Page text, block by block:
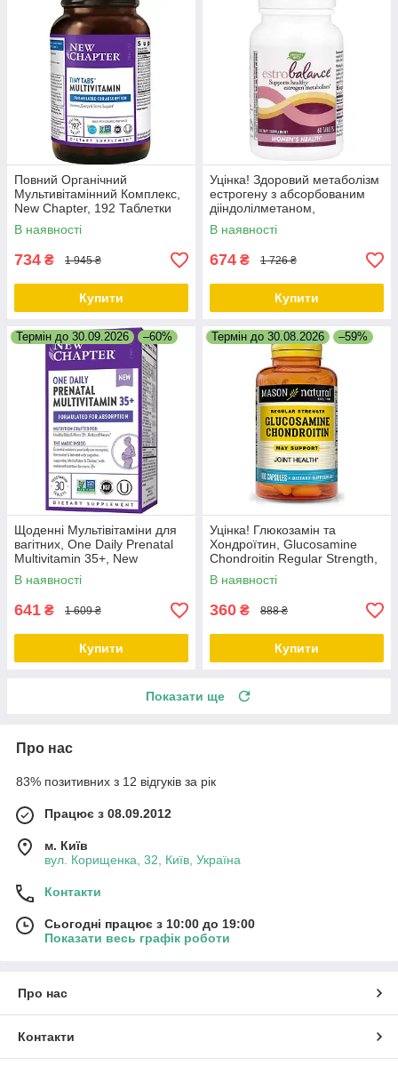
Повний Органічний
Мультивітамінний Комплекс,
New Chapter, 192 Таблетки
В наявності
734 ₴ 1 945 ₴
Купити
Уцінка! Здоровий метаболізм
естрогену з абсорбованим
дііндолілметаном,
EstroBalance with Absorbable
BR-DIM, Nature's Way, 60 таб.
В наявності
674 ₴ 1 726 ₴
Купити
Термін до 30.09.2026 –60%
Щоденні Мультівітаміни для
вагітних, One Daily Prenatal
Multivitamin 35+, New
Chapter, 30 таблеток
В наявності
641 ₴ 1 609 ₴
Купити
Термін до 30.08.2026 –59%
Уцінка! Глюкозамін та
Хондроїтин, Glucosamine
Chondroitin Regular Strength,
Mason Natural, 100 капсул
В наявності
360 ₴ 888 ₴
Купити
Показати ще
Про нас
83% позитивних з 12 відгуків за рік
Працює з 08.09.2012
м. Київ
вул. Корищенка, 32, Київ, Україна
Контакти
Сьогодні працює з 10:00 до 19:00
Показати весь графік роботи
Про нас
Контакти